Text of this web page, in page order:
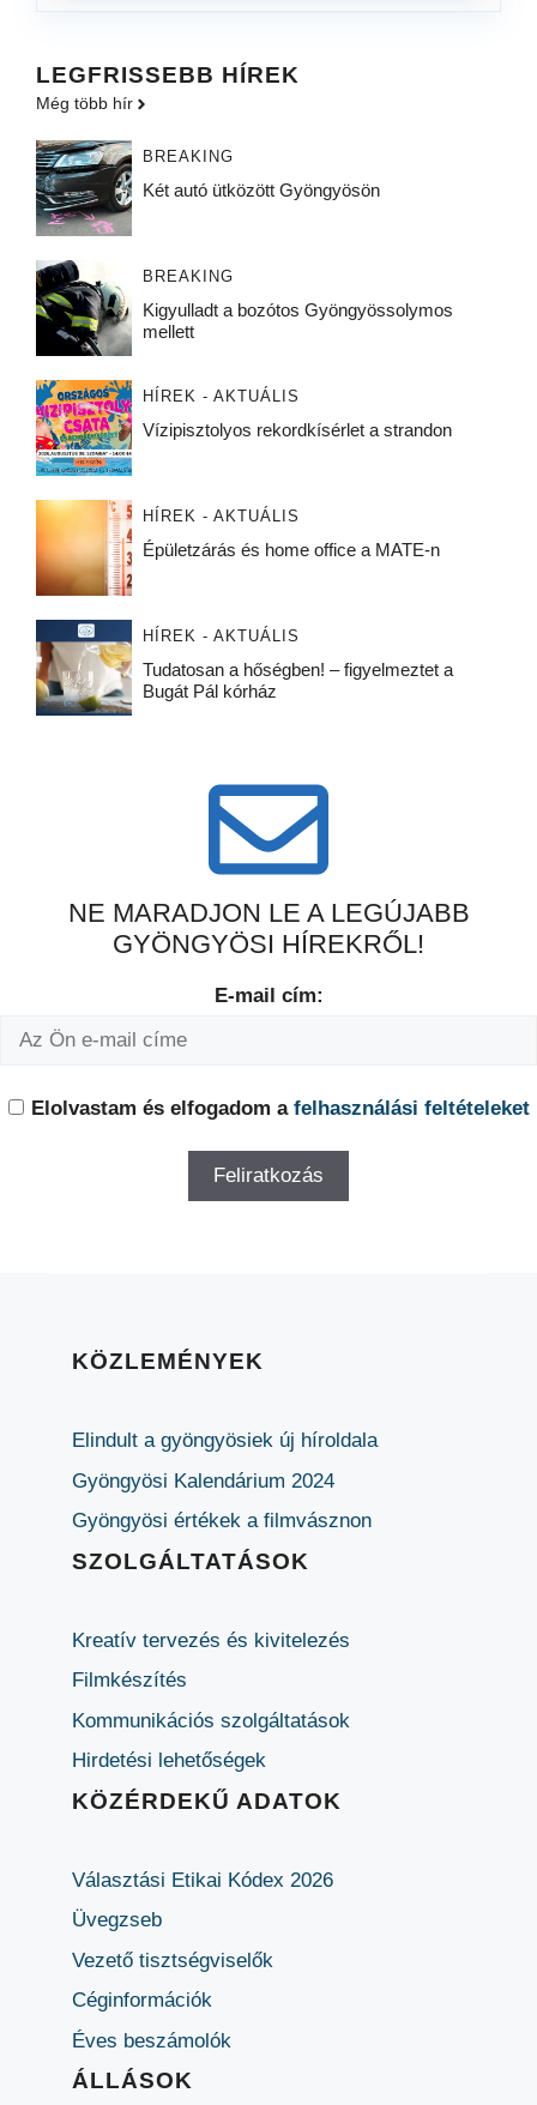
LEGFRISSEBB HÍREK
Még több hír
BREAKING
Két autó ütközött Gyöngyösön
BREAKING
Kigyulladt a bozótos Gyöngyössolymos
mellett
HÍREK - AKTUÁLIS
Vízipisztolyos rekordkísérlet a strandon
HÍREK - AKTUÁLIS
Épületzárás és home office a MATE-n
HÍREK - AKTUÁLIS
Tudatosan a hőségben! – figyelmeztet a
Bugát Pál kórház
NE MARADJON LE A LEGÚJABB
GYÖNGYÖSI HÍREKRŐL!
E-mail cím:
Elolvastam és elfogadom a felhasználási feltételeket
KÖZLEMÉNYEK
Elindult a gyöngyösiek új híroldala
Gyöngyösi Kalendárium 2024
Gyöngyösi értékek a filmvásznon
SZOLGÁLTATÁSOK
Kreatív tervezés és kivitelezés
Filmkészítés
Kommunikációs szolgáltatások
Hirdetési lehetőségek
KÖZÉRDEKŰ ADATOK
Választási Etikai Kódex 2026
Üvegzseb
Vezető tisztségviselők
Céginformációk
Éves beszámolók
ÁLLÁSOK